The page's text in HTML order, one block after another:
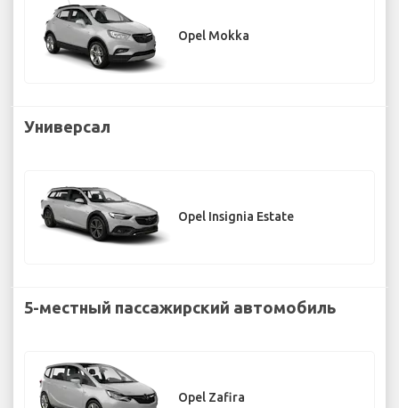
Opel Mokka
Универсал
Opel Insignia Estate
5-местный пассажирский автомобиль
Opel Zafira